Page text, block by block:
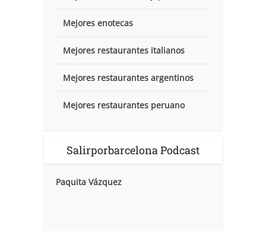
Mejores enotecas
Mejores restaurantes italianos
Mejores restaurantes argentinos
Mejores restaurantes peruano
Salirporbarcelona Podcast
Paquita Vázquez